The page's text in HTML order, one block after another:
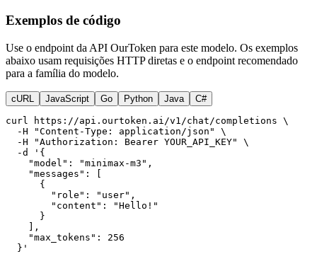
Exemplos de código
Use o endpoint da API OurToken para este modelo. Os exemplos
abaixo usam requisições HTTP diretas e o endpoint recomendado
para a família do modelo.
cURL JavaScript Go Python Java C#
curl https://api.ourtoken.ai/v1/chat/completions \
  -H "Content-Type: application/json" \
  -H "Authorization: Bearer YOUR_API_KEY" \
  -d '{
    "model": "minimax-m3",
    "messages": [
      {
        "role": "user",
        "content": "Hello!"
      }
    ],
    "max_tokens": 256
  }'